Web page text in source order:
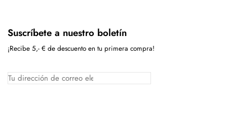
Suscríbete a nuestro boletín
¡Recibe 5,- € de descuento en tu primera compra!